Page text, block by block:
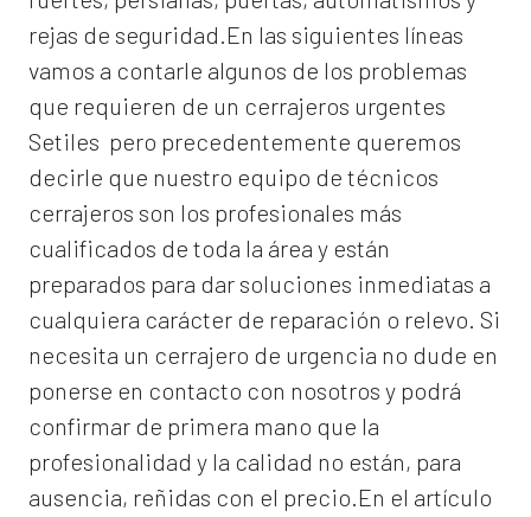
rejas de seguridad.En las siguientes líneas
vamos a contarle algunos de los problemas
que requieren de un cerrajeros urgentes
Setiles pero precedentemente queremos
decirle que nuestro equipo de técnicos
cerrajeros son los profesionales más
cualificados de toda la área y están
preparados para dar soluciones inmediatas a
cualquiera carácter de reparación o relevo. Si
necesita un cerrajero de urgencia no dude en
ponerse en contacto con nosotros y podrá
confirmar de primera mano que la
profesionalidad y la calidad no están, para
ausencia, reñidas con el precio.En el artículo